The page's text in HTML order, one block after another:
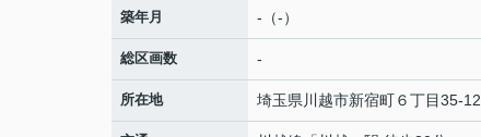
築年月 -（-）
総区画数 -
所在地 埼玉県 川越市新宿町６丁目35-12